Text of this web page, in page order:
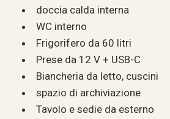
doccia calda interna
WC interno
Frigorifero da 60 litri
Prese da 12 V + USB-C
Biancheria da letto, cuscini
spazio di archiviazione
Tavolo e sedie da esterno